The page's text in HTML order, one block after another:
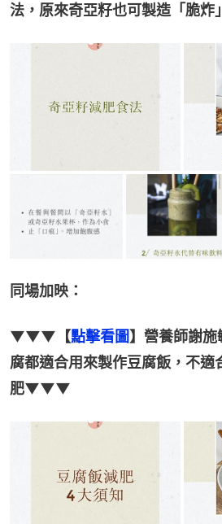
法，原來奇亞籽也可製造「脆
同場加映：
▼▼▼【點擊看圖】營養師謝
腐都適合用來製作豆腐飯，不適
肥▼▼▼